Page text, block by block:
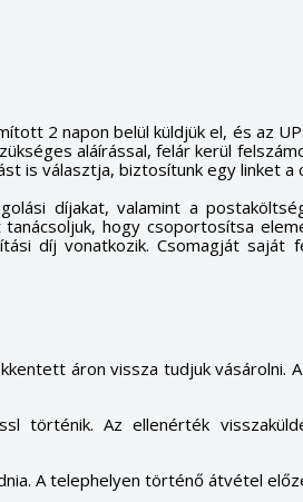
2 napon belül küldjük el, és az
aláírással, felár kerül
is választja, biztosítunk egy linket
díjakat, valamint a
tanácsoljuk, hogy csoportosítsa
díj vonatkozik. Csomagját saját
áron vissza tudjuk vásárolni.
történik. Az ellenérték
A telephelyen történő átvétel